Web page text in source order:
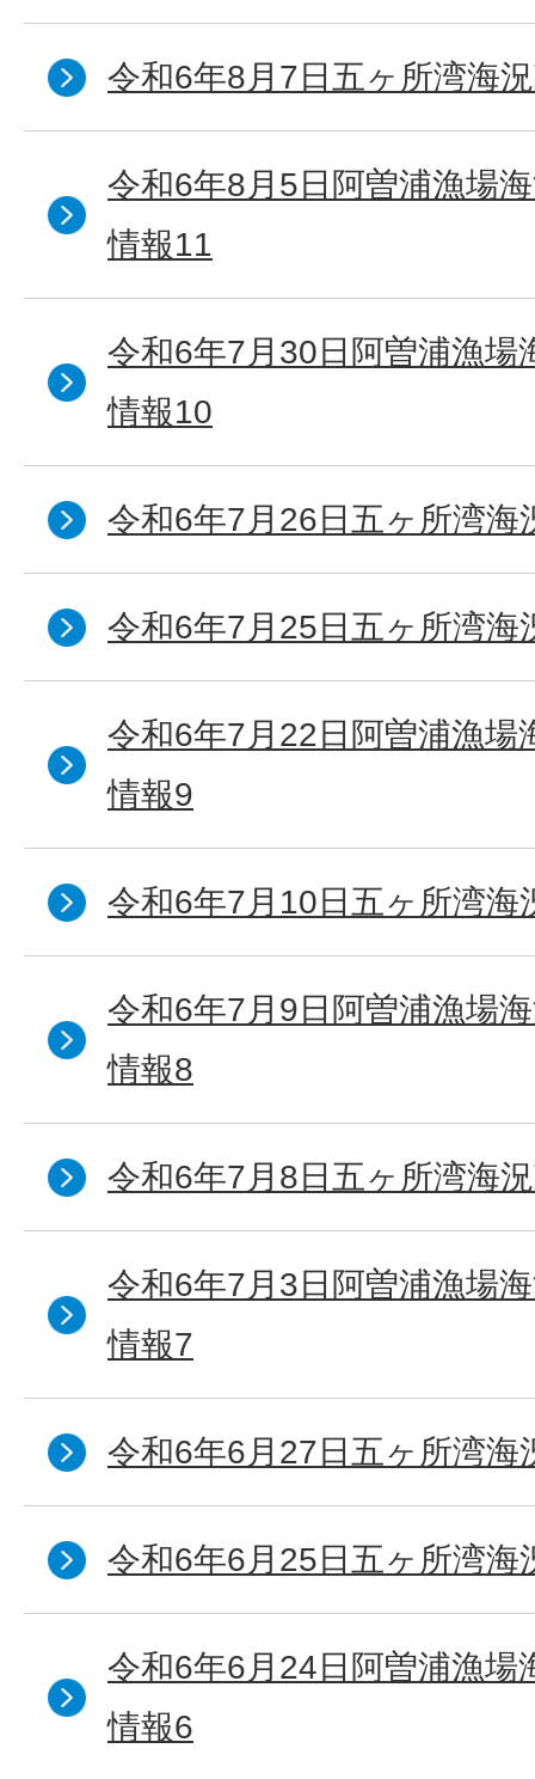
令和6年8月7日五ヶ所湾海
令和6年8月5日阿曽浦漁場
情報11
令和6年7月30日阿曽浦漁場
情報10
令和6年7月26日五ヶ所湾海
令和6年7月25日五ヶ所湾海
令和6年7月22日阿曽浦漁場
情報9
令和6年7月10日五ヶ所湾海
令和6年7月9日阿曽浦漁場
情報8
令和6年7月8日五ヶ所湾海
令和6年7月3日阿曽浦漁場
情報7
令和6年6月27日五ヶ所湾海
令和6年6月25日五ヶ所湾海
令和6年6月24日阿曽浦漁場
情報6